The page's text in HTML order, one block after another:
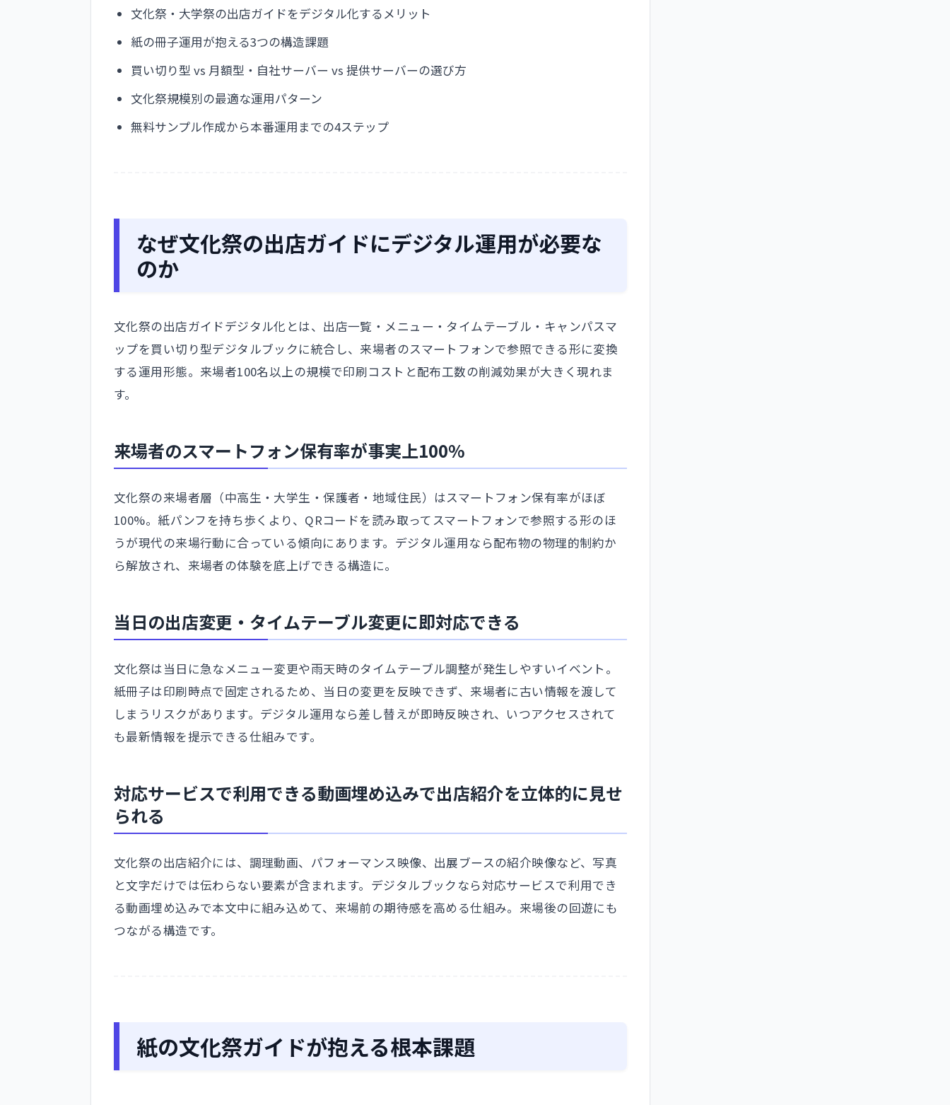
文化祭・大学祭の出店ガイドをデジタル化するメリット
紙の冊子運用が抱える3つの構造課題
買い切り型 vs 月額型・自社サーバー vs 提供サーバーの選び方
文化祭規模別の最適な運用パターン
無料サンプル作成から本番運用までの4ステップ
なぜ文化祭の出店ガイドにデジタル運用が必要な
のか
文化祭の出店ガイドデジタル化とは、出店一覧・メニュー・タイムテーブル・キャンパスマ
ップを買い切り型デジタルブックに統合し、来場者のスマートフォンで参照できる形に変換
する運用形態。来場者100名以上の規模で印刷コストと配布工数の削減効果が大きく現れま
す。
来場者のスマートフォン保有率が事実上100%
文化祭の来場者層（中高生・大学生・保護者・地域住民）はスマートフォン保有率がほぼ
100%。紙パンフを持ち歩くより、QRコードを読み取ってスマートフォンで参照する形のほ
うが現代の来場行動に合っている傾向にあります。デジタル運用なら配布物の物理的制約か
ら解放され、来場者の体験を底上げできる構造に。
当日の出店変更・タイムテーブル変更に即対応できる
文化祭は当日に急なメニュー変更や雨天時のタイムテーブル調整が発生しやすいイベント。
紙冊子は印刷時点で固定されるため、当日の変更を反映できず、来場者に古い情報を渡して
しまうリスクがあります。デジタル運用なら差し替えが即時反映され、いつアクセスされて
も最新情報を提示できる仕組みです。
対応サービスで利用できる動画埋め込みで出店紹介を立体的に見せ
られる
文化祭の出店紹介には、調理動画、パフォーマンス映像、出展ブースの紹介映像など、写真
と文字だけでは伝わらない要素が含まれます。デジタルブックなら対応サービスで利用でき
る動画埋め込みで本文中に組み込めて、来場前の期待感を高める仕組み。来場後の回遊にも
つながる構造です。
紙の文化祭ガイドが抱える根本課題